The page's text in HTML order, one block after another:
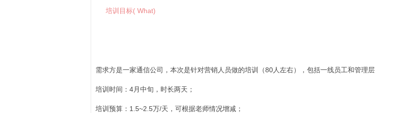
培训目标( What)
需求方是一家通信公司，本次是针对营销人员做的培训（80人左右），包括一线员工和管理层
培训时间：4月中旬，时长两天；
培训预算：1.5~2.5万/天，可根据老师情况增减；